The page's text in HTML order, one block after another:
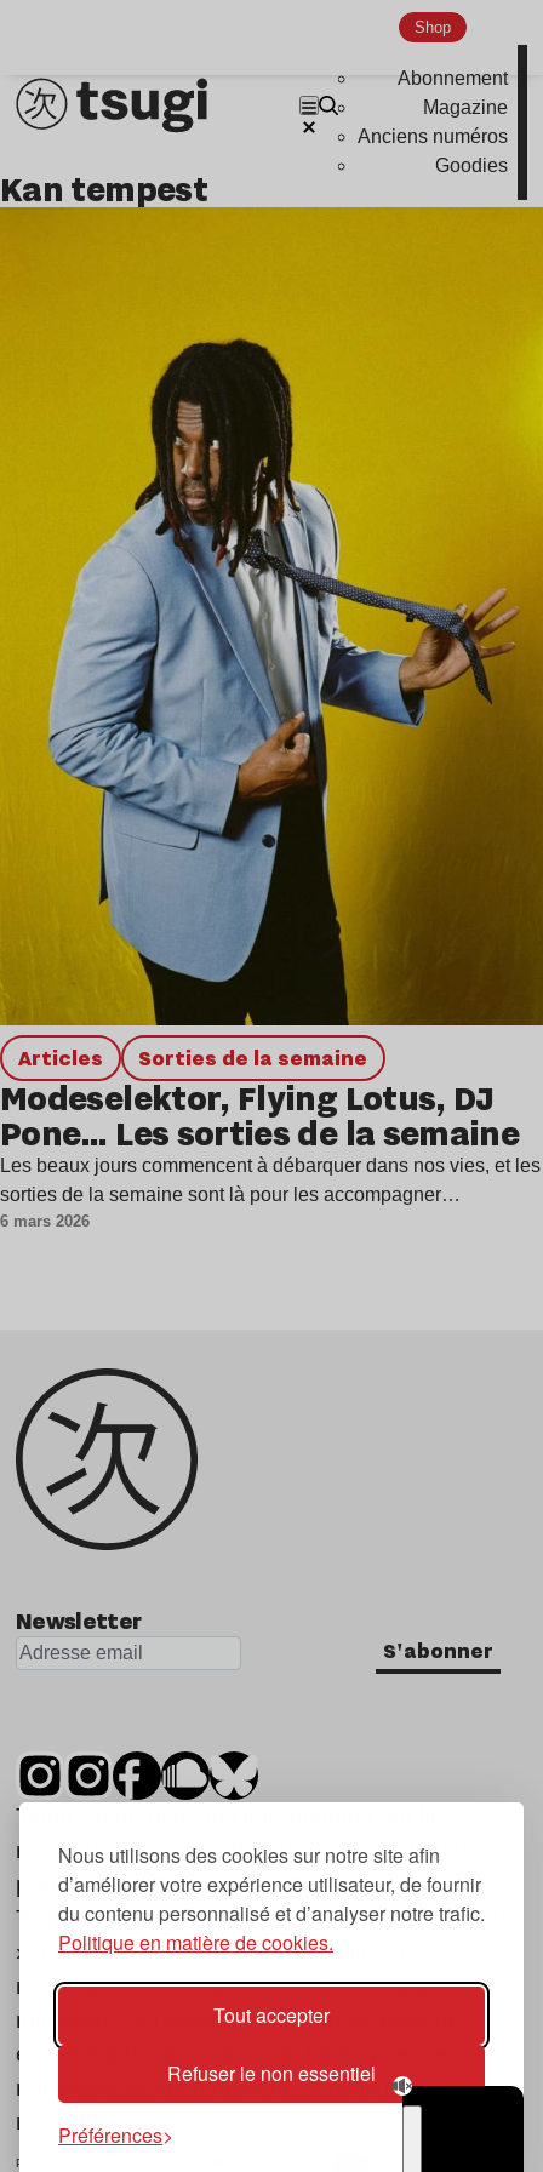
Nous utilisons des cookies sur notre site afin
d’améliorer votre expérience utilisateur, de fournir
du contenu personnalisé et d’analyser notre trafic.
Politique en matière de cookies.
Tout accepter
Refuser le non essentiel
Préférences
Shop
Abonnement
Magazine
Anciens numéros
Goodies
kan tempest
Articles Sorties de la semaine
Modeselektor, Flying Lotus, DJ
Pone… Les sorties de la semaine
Les beaux jours commencent à débarquer dans nos vies, et les
sorties de la semaine sont là pour les accompagner…
6 mars 2026
Newsletter
S'abonner
Tsugi est un mensuel indépendant sur la
musique et les nouvelles tendances, dont la
première parution date de 2007.
Tsugi en japonais signifie « prochain », « suivant
», ce qui correspond à la thématique du
magazine, à l’affût des nouvelles tendances
musicales, qu’elles viennent de la musique
électronique, du rock ou du hip hop, et des
nouveaux phénomènes de société liés à la
musique.
POLITIQUE DE COOKIES (UE)